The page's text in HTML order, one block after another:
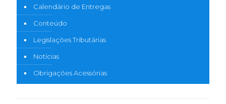
Calendário de Entregas
Conteúdo
Legislações Tributárias
Notícias
Obrigações Acessórias